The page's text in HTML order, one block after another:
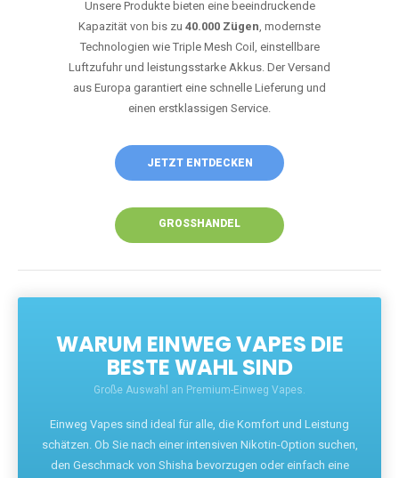
Unsere Produkte bieten eine beeindruckende
Kapazität von bis zu 40.000 Zügen, modernste
Technologien wie Triple Mesh Coil, einstellbare
Luftzufuhr und leistungsstarke Akkus. Der Versand
aus Europa garantiert eine schnelle Lieferung und
einen erstklassigen Service.
JETZT ENTDECKEN
GROSSHANDEL
WARUM EINWEG VAPES DIE
BESTE WAHL SIND
Große Auswahl an Premium-Einweg Vapes.
Einweg Vapes sind ideal für alle, die Komfort und Leistung
schätzen. Ob Sie nach einer intensiven Nikotin-Option suchen,
den Geschmack von Shisha bevorzugen oder einfach eine